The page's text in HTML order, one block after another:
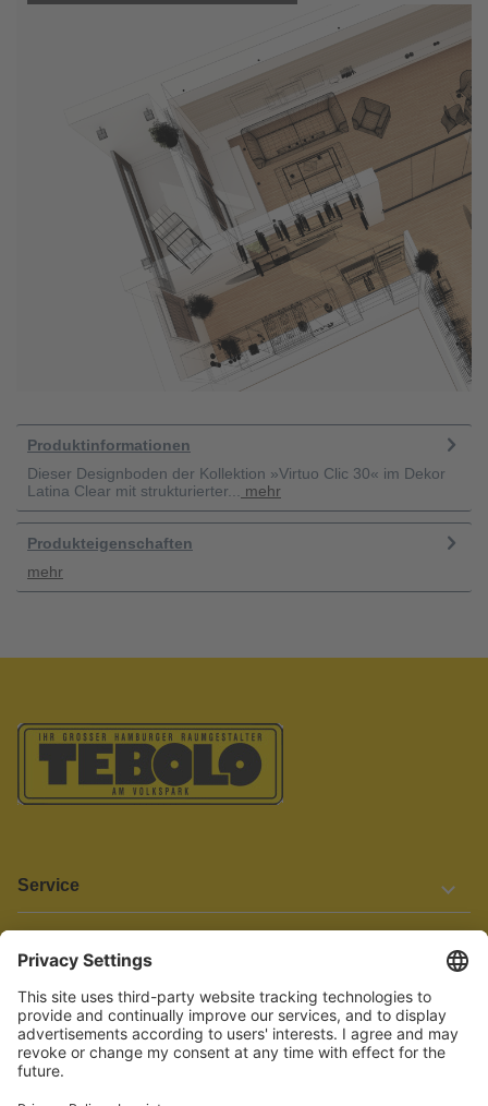
Produktinformationen
Dieser Designboden der Kollektion »Virtuo Clic 30« im Dekor
Latina Clear mit strukturierter...
mehr
Produkteigenschaften
mehr
Service
Informationen
Barrierefreiheit
Wir bemühen uns, unsere Website barrierefrei zu gestalten.
Einige Inhalte und Funktionen sind derzeit jedoch noch nicht
vollständig zugänglich. Wenn Sie auf Barrieren stoßen oder Hilfe
benötigen, kontaktieren Sie uns bitte unter service[at]knutzen.de.